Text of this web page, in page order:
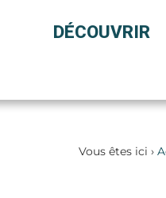
DÉCOUVRIR
Vous êtes ici ›